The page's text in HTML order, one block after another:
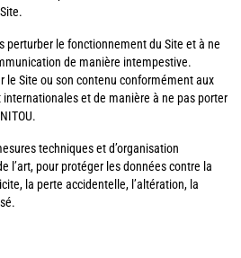
perturber le fonctionnement du Site et à ne
de manière intempestive.
le Site ou son contenu conformément aux
et de manière à ne pas porter
techniques et d’organisation
l’art, pour protéger les données contre la
la perte accidentelle, l’altération, la